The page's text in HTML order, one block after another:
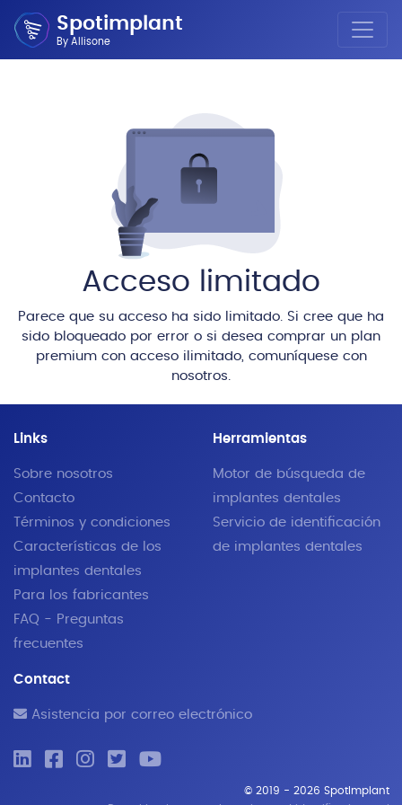
Spotimplant
By Allisone
Acceso limitado
Parece que su acceso ha sido limitado. Si cree que ha
sido bloqueado por error o si desea comprar un plan
premium con acceso ilimitado, comuníquese con
nosotros.
Links
Sobre nosotros
Contacto
Términos y condiciones
Características de los
implantes dentales
Para los fabricantes
FAQ - Preguntas
frecuentes
Herramientas
Motor de búsqueda de
implantes dentales
Servicio de identificación
de implantes dentales
Contact
Asistencia por correo electrónico
© 2019 - 2026 SpotImplant